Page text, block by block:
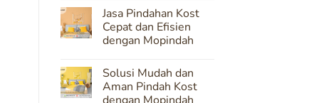
Kost
yang
Aman
on
Pindah
Kost
Tanpa
Layanan
Mopindah
Jasa Pindahan Kost
Cepat dan Efisien
dengan Mopindah
on
Jasa
Pindahan
Solusi Mudah dan
Aman Pindah Kost